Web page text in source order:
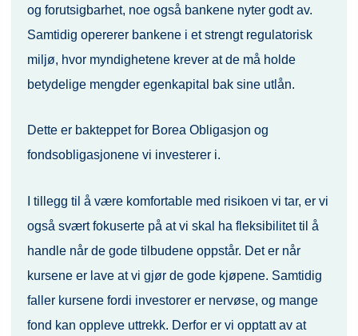
og forutsigbarhet, noe også bankene nyter godt av.
Samtidig opererer bankene i et strengt regulatorisk
miljø, hvor myndighetene krever at de må holde
betydelige mengder egenkapital bak sine utlån.
Dette er bakteppet for Borea Obligasjon og
fondsobligasjonene vi investerer i.
I tillegg til å være komfortable med risikoen vi tar, er vi
også svært fokuserte på at vi skal ha fleksibilitet til å
handle når de gode tilbudene oppstår. Det er når
kursene er lave at vi gjør de gode kjøpene. Samtidig
faller kursene fordi investorer er nervøse, og mange
fond kan oppleve uttrekk. Derfor er vi opptatt av at